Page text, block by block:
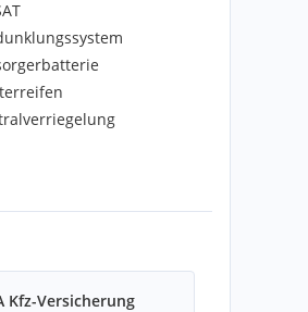
Kfz-Versicherung